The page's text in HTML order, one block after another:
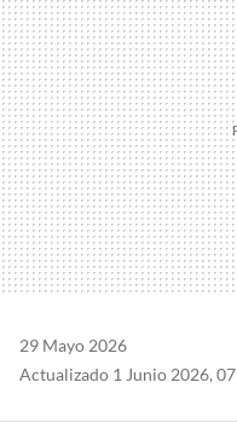
29 Mayo 2026
Actualizado 1 Junio 2026,